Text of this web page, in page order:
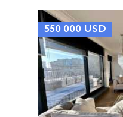
550 000 USD